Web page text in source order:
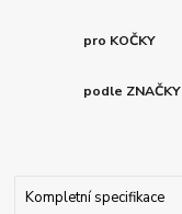
pro KOČKY
podle ZNAČKY
Kompletní specifikace